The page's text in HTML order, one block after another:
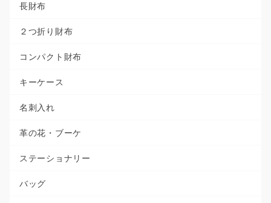
長財布
２つ折り財布
コンパクト財布
キーケース
名刺入れ
革の花・ブーケ
ステーショナリー
バッグ